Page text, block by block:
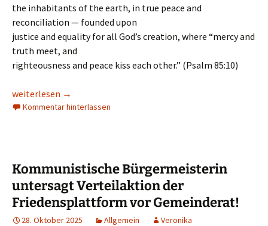
the inhabitants of the earth, in true peace and
reconciliation — founded upon
justice and equality for all God’s creation, where “mercy and
truth meet, and
righteousness and peace kiss each other.” (Psalm 85:10)
Kairos Palestine – The Palestinian Christian Initiative
weiterlesen →
Kommentar hinterlassen
Kommunistische Bürgermeisterin
untersagt Verteilaktion der
Friedensplattform vor Gemeinderat!
28. Oktober 2025 Allgemein Veronika